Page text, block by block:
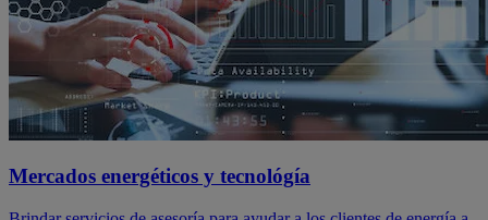
Mercados energéticos y tecnológía